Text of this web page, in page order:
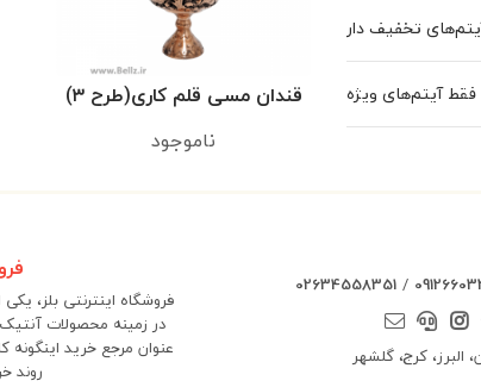
تخفیف دار
فقط آیتم‌های ویژه
قندان مسی قلم کاری(طرح ۳)
ناموجود
/
02634558351
البرز، کرج، گلشهر
فروشگاه اینترنتی بلز،
در زمینه محصولات
عنوان مرجع خرید اینگونه
روند